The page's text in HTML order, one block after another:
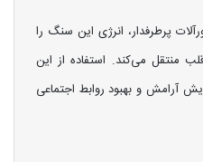
پرطرفدار، انرژی این سنگ را
منتقل می‌کند. استفاده از این
آرامش و بهبود روابط اجتماعی